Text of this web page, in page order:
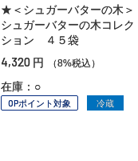
★＜シュガーバターの木＞
シュガーバターの木コレク
ション ４５袋
4,320 円 （8%税込）
在庫：○
OPポイント対象 冷蔵